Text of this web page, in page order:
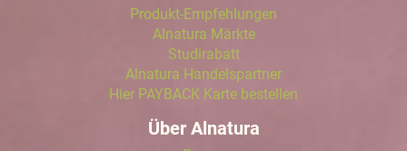
Produkt-Empfehlungen
Alnatura Märkte
Studirabatt
Alnatura Handelspartner
Hier PAYBACK Karte bestellen
Über Alnatura